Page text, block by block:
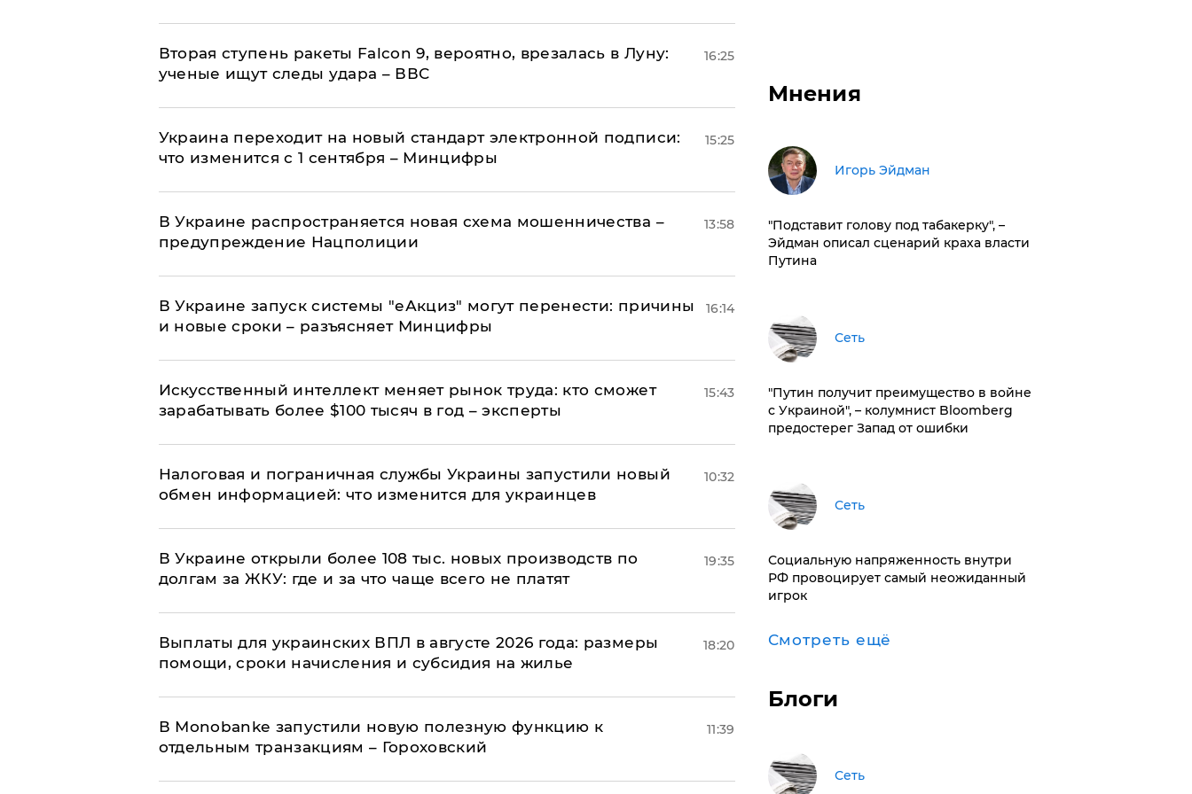
Вторая ступень ракеты Falcon 9, вероятно, врезалась в Луну:
ученые ищут следы удара – ВВС
16:25
Украина переходит на новый стандарт электронной подписи:
что изменится с 1 сентября – Минцифры
15:25
В Украине распространяется новая схема мошенничества –
предупреждение Нацполиции
13:58
В Украине запуск системы "еАкциз" могут перенести: причины
и новые сроки – разъясняет Минцифры
16:14
Искусственный интеллект меняет рынок труда: кто сможет
зарабатывать более $100 тысяч в год – эксперты
15:43
Налоговая и пограничная службы Украины запустили новый
обмен информацией: что изменится для украинцев
10:32
В Украине открыли более 108 тыс. новых производств по
долгам за ЖКУ: где и за что чаще всего не платят
19:35
Выплаты для украинских ВПЛ в августе 2026 года: размеры
помощи, сроки начисления и субсидия на жилье
18:20
В Мonobankе запустили новую полезную функцию к
отдельным транзакциям – Гороховский
11:39
Мнения
Игорь Эйдман
​"Подставит голову под табакерку", –
Эйдман описал сценарий краха власти
Путина
Сеть
"Путин получит преимущество в войне
с Украиной", – колумнист Bloomberg
предостерег Запад от ошибки
Сеть
Социальную напряженность внутри
РФ провоцирует самый неожиданный
игрок
Смотреть ещё
Блоги
Сеть